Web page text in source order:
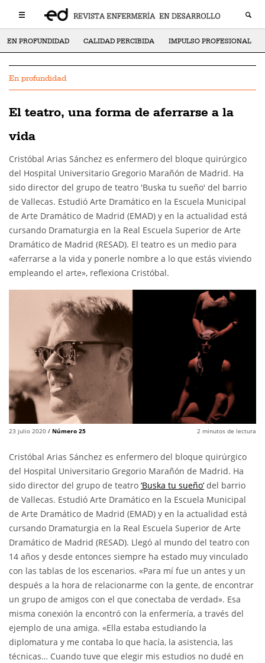
EN PROFUNDIDAD CALIDAD PERCIBIDA IMPULSO PROFESIONAL
En profundidad
El teatro, una forma de aferrarse a la
vida
Cristóbal Arias Sánchez es enfermero del bloque quirúrgico
del Hospital Universitario Gregorio Marañón de Madrid. Ha
sido director del grupo de teatro 'Buska tu sueño' del barrio
de Vallecas. Estudió Arte Dramático en la Escuela Municipal
de Arte Dramático de Madrid (EMAD) y en la actualidad está
cursando Dramaturgia en la Real Escuela Superior de Arte
Dramático de Madrid (RESAD). El teatro es un medio para
«aferrarse a la vida y ponerle nombre a lo que estás viviendo
empleando el arte», reflexiona Cristóbal.
23 julio 2020 / Número 25 2 minutos de lectura
Cristóbal Arias Sánchez es enfermero del bloque quirúrgico
del Hospital Universitario Gregorio Marañón de Madrid. Ha
sido director del grupo de teatro ‘Buska tu sueño’ del barrio
de Vallecas. Estudió Arte Dramático en la Escuela Municipal
de Arte Dramático de Madrid (EMAD) y en la actualidad está
cursando Dramaturgia en la Real Escuela Superior de Arte
Dramático de Madrid (RESAD). Llegó al mundo del teatro con
14 años y desde entonces siempre ha estado muy vinculado
con las tablas de los escenarios. «Para mí fue un antes y un
después a la hora de relacionarme con la gente, de encontrar
un grupo de amigos con el que conectaba de verdad». Esa
misma conexión la encontró con la enfermería, a través del
ejemplo de una amiga. «Ella estaba estudiando la
diplomatura y me contaba lo que hacía, la asistencia, las
técnicas… Cuando tuve que elegir mis estudios no dudé en